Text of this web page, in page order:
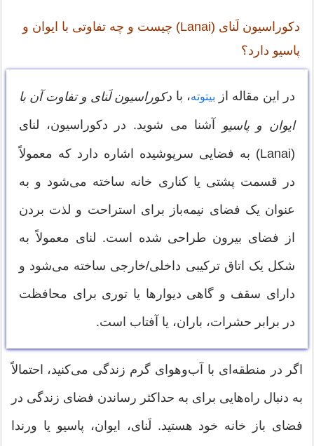
دکوراسیون لَنای (Lanai) چیست و چه تفاوتی با ایوان و
پاسیو دارد؟
در این مقاله از بیتوته، با دکوراسیون لَنای و تفاوت آن با
ایوان و پاسیو آشنا می شوید. در دکوراسیون، لنای
(Lanai) به فضایی سرپوشیده اشاره دارد که معمولاً
در قسمت پشتی یا کناری خانه ساخته می‌شود و به
عنوان یک فضای نیمه‌باز برای استراحت و لذت بردن
از فضای بیرون طراحی شده است. لنای معمولاً به
شکل یک اتاق ترکیبی داخلی/خارجی ساخته می‌شود و
دارای سقف و گاهی دیوارها یا توری برای محافظت
در برابر حشرات، باران، یا آفتاب است.
اگر در منطقه‌ای با آب‌وهوای گرم زندگی می‌کنید، احتمالاً
به دنبال راه‌هایی برای به حداکثر رساندن فضای زندگی در
فضای باز خانه خود هستید. لَنای، ایوان، پاسیو یا ورندا